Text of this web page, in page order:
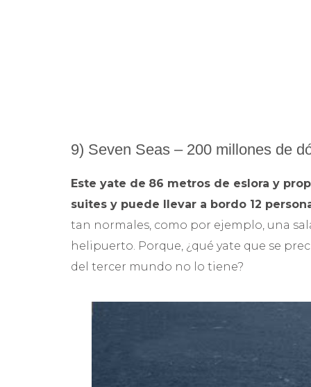
9) Seven Seas – 200 millones de
Este yate de 86 metros de eslora y
suites y puede llevar a bordo 12
tan normales, como por ejemplo, una
helipuerto. Porque, ¿qué yate que se
del tercer mundo no lo tiene?